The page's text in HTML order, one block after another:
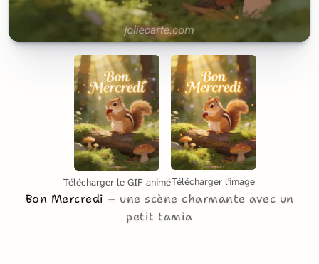
Télécharger le GIF animéTélécharger l'image
Bon Mercredi
une scène charmante avec un
petit tamia